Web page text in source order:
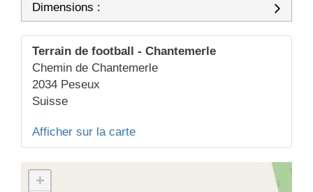
Dimensions :
Terrain de football - Chantemerle
Chemin de Chantemerle
2034 Peseux
Suisse
Afficher sur la carte
+